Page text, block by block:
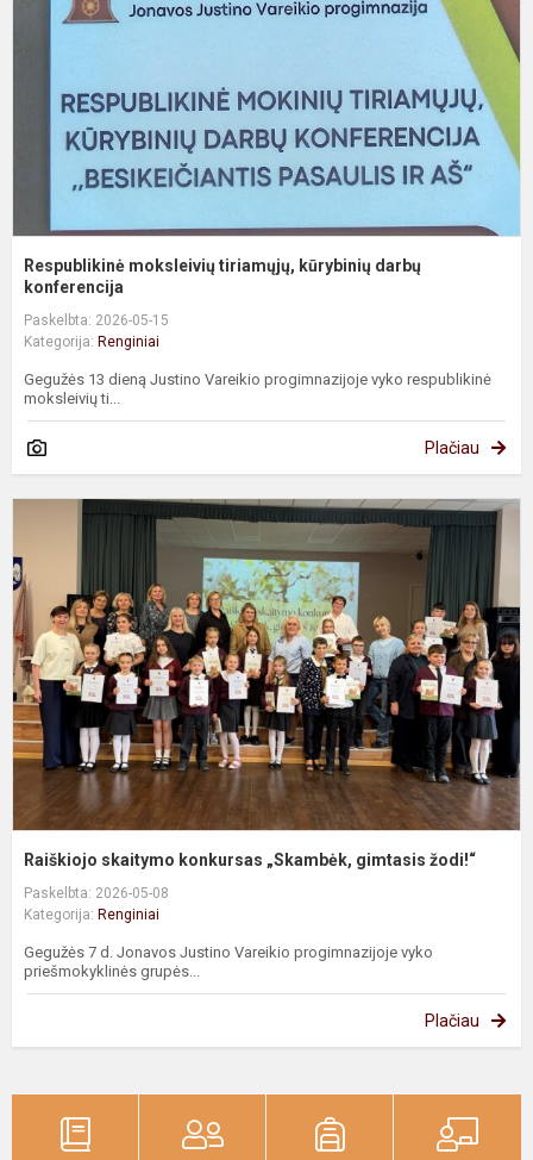
Respublikinė moksleivių tiriamųjų, kūrybinių darbų
konferencija
Paskelbta: 2026-05-15
Kategorija: Renginiai
Gegužės 13 dieną Justino Vareikio progimnazijoje vyko respublikinė
moksleivių ti...
Plačiau
Raiškiojo skaitymo konkursas „Skambėk, gimtasis žodi!“
Paskelbta: 2026-05-08
Kategorija: Renginiai
Gegužės 7 d. Jonavos Justino Vareikio progimnazijoje vyko
priešmokyklinės grupės...
Plačiau